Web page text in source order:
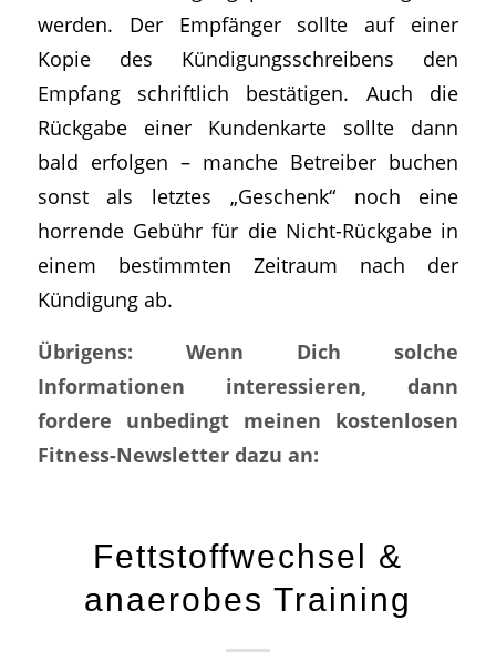
werden. Der Empfänger sollte auf einer
Kopie des Kündigungsschreibens den
Empfang schriftlich bestätigen. Auch die
Rückgabe einer Kundenkarte sollte dann
bald erfolgen – manche Betreiber buchen
sonst als letztes „Geschenk“ noch eine
horrende Gebühr für die Nicht-Rückgabe in
einem bestimmten Zeitraum nach der
Kündigung ab.
Übrigens: Wenn Dich solche
Informationen interessieren, dann
fordere unbedingt meinen kostenlosen
Fitness-Newsletter dazu an:
Fettstoffwechsel &
anaerobes Training